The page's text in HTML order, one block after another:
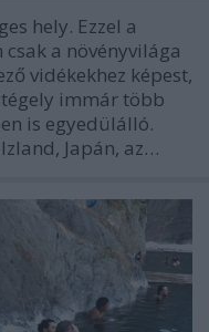
hely. Ezzel a
a növényvilága
vidékekhez képest,
immár több
is egyedülálló.
Japán, az…